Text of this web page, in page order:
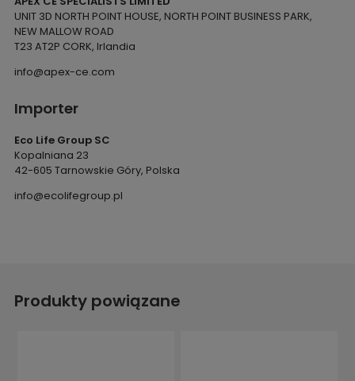
UNIT 3D NORTH POINT HOUSE, NORTH POINT BUSINESS PARK,
NEW MALLOW ROAD
T23 AT2P CORK, Irlandia
info@apex-ce.com
Importer
Eco Life Group SC
Kopalniana 23
42-605 Tarnowskie Góry, Polska
info@ecolifegroup.pl
Produkty powiązane